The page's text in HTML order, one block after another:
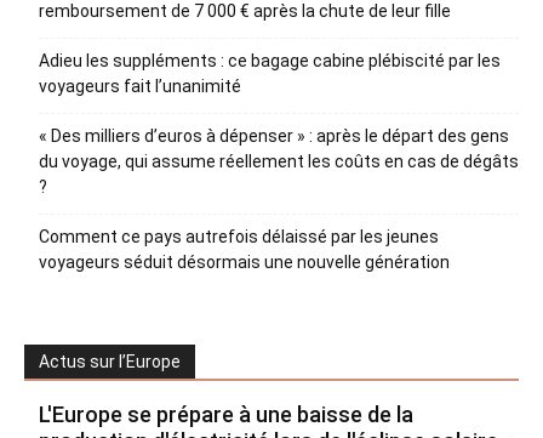
remboursement de 7 000 € après la chute de leur fille
Adieu les suppléments : ce bagage cabine plébiscité par les
voyageurs fait l’unanimité
« Des milliers d’euros à dépenser » : après le départ des gens
du voyage, qui assume réellement les coûts en cas de dégâts
?
Comment ce pays autrefois délaissé par les jeunes
voyageurs séduit désormais une nouvelle génération
Actus sur l’Europe
L'Europe se prépare à une baisse de la